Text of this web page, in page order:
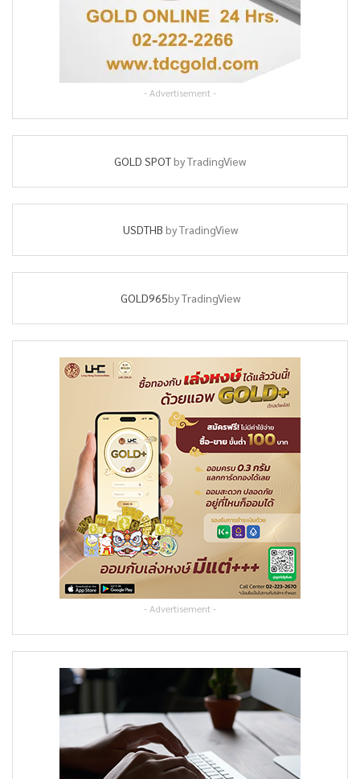
- Advertisement -
GOLD SPOTby TradingView
USDTHB by TradingView
GOLD965by TradingView
- Advertisement -